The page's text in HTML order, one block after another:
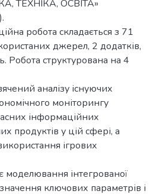
ТЕХНІКА, ОСВІТА»
робота складається з 71
джерел, 2 додатків,
Робота структурована на 4
аналізу існуючих
моніторингу
інформаційних
продуктів у цій сфері, а
ігрових
моделювання інтегрованої
ключових параметрів і